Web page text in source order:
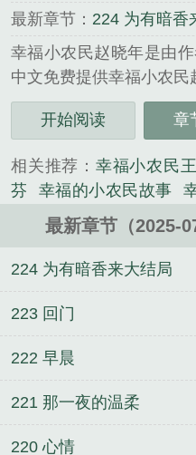
最新章节： 224 为有暗香
幸福小农民赵晓年是由
中文免费提供幸福小农民
三秒记住本站：吾看中文
《幸福小农民赵晓年》
开始阅读 章
相关推荐： 幸福小农民
芬
幸福的小农民故事
农民的幸福生活大海 幸
趣阁全文
幸福的小农民
年
幸福的小农民阅读
幸福生活
读
幸福小农民阅读
民免费
最幸福的小农民
小农民李甜免费全集
最新章节（2025-
224 为有暗香来大结局
223 回门
222 早晨
221 那一夜的温柔
220 心情